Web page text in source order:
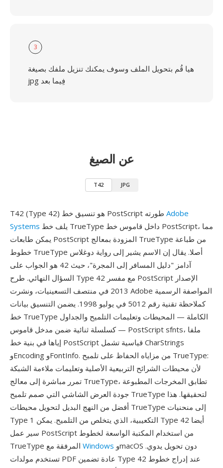
3
هيا قُم بتحويل الملف وسوف يمكنك تنزيل ملفك بصيغة
jpg فِيما بعد
عن الصيغ
T42 JPG
Adobe
Systems
يمكن طابعات PostScript المزودة بمعالج TrueType من طباعة
خطوط TrueType أصلا. يقال إن الاسم يشير إلى رواية دوغلاس
آدامز "دليل المسافر إلى المجرة"، حيث 42 هو الجواب على
السؤال النهائي. طرح Type 42 مع مفسر PostScript الإصدار
2013 في منتصف التسعينيات، ونشرت Adobe المواصفة الرسمية
كملاحظة تقنية رقم 5012 في يوليو 1998. يضمن التنسيق بيانات
خط TrueType الكاملة — المحيطات وتعليمات التلميح والجداول
— كسلسلة ثنائية ضمن مدخل قاموس PostScript sfnts، ملفا
إياها في بنية خط PostScript قياسية تشمل CharStrings
وEncoding وFontInfo. من مزاياه الحفاظ على تلميح TrueType:
لأن محيطات الشرائح التربيعية الأصلية وتعليمات ملاءمة الشبكة
تمرر مباشرة إلى معالج TrueType، تطابق المخرجات المطبوعة
جودة العرض الشاشي التي صمم تلميح TrueType لتحقيقها. هذا
أفضل من النهج البديل لتحويل محيطات TrueType إلى منحنيات
Type 1 التكعيبية، الذي يتخلص من التلميح. يمكن Type 42 أيضا
سير عمل PostScript من استخدام المكتبة الواسعة لخطوط
Windows
تستخدم مولدات PDF عادة تضمين Type 42 عند إدراج خطوط